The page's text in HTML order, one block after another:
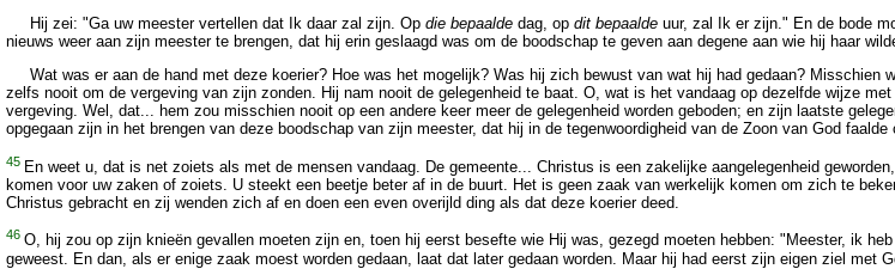
Hij zei: "Ga uw meester vertellen dat Ik daar zal zijn. Op die bepaalde dag, op dit bepaalde uur, zal Ik er zijn." En de bode
nieuws weer aan zijn meester te brengen, dat hij erin geslaagd was om de boodschap te geven aan degene aan wie hij haar
Wat was er aan de hand met deze koerier? Hoe was het mogelijk? Was hij zich bewust van wat hij had gedaan? Misschien
zelfs nooit om de vergeving van zijn zonden. Hij nam nooit de gelegenheid te baat. O, wat is het vandaag op dezelfde wijze
vergeving. Wel, dat... hem zou misschien nooit op een andere keer meer de gelegenheid worden geboden; en zijn laatste
opgegaan zijn in het brengen van deze boodschap van zijn meester, dat hij in de tegenwoordigheid van de Zoon van God
45 En weet u, dat is net zoiets als met de mensen vandaag. De gemeente... Christus is een zakelijke aangelegenheid
komen voor uw zaken of zoiets. U steekt een beetje beter af in de buurt. Het is geen zaak van werkelijk komen om zich te
Christus gebracht en zij wenden zich af en doen een even overijld ding als dat deze koerier deed.
46 O, hij zou op zijn knieën gevallen moeten zijn en, toen hij eerst besefte wie Hij was, gezegd moeten hebben: "Meester, ik
geweest. En dan, als er enige zaak moest worden gedaan, laat dat later gedaan worden. Maar hij had eerst zijn eigen ziel met